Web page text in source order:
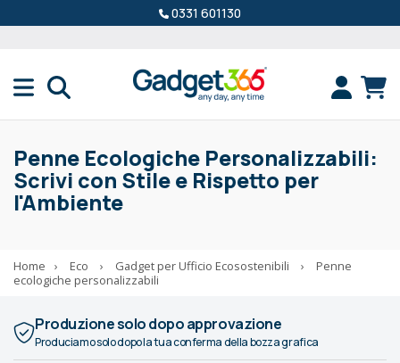
0331 601130
Penne Ecologiche Personalizzabili:
Scrivi con Stile e Rispetto per
l'Ambiente
Home › Eco › Gadget per Ufficio Ecosostenibili ›
Penne
ecologiche personalizzabili
Produzione solo dopo approvazione
Produciamo solo dopo la tua conferma della bozza grafica